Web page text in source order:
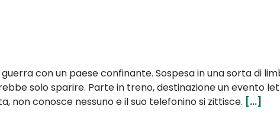
con un paese confinante. Sospesa in una sorta di
solo sparire. Parte in treno, destinazione un evento
non conosce nessuno e il suo telefonino si zittisce. [...]